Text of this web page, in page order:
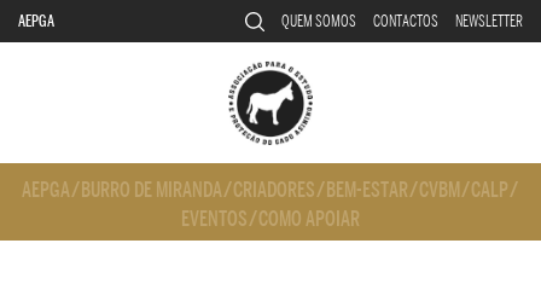
AEPGA QUEM SOMOS CONTACTOS NEWSLETTER
AEPGA/ BURRO DE MIRANDA/CRIADORES/ BEM-ESTAR/CVBM/CALP/
EVENTOS/COMO APOIAR